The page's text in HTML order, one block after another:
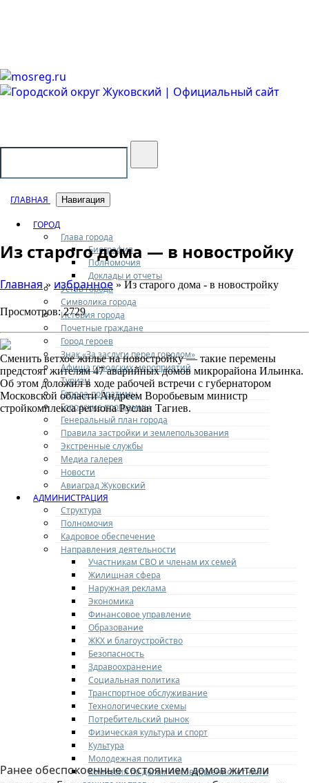
ГЛАВНАЯ Навигация
ГОРОД
Глава города
Биография
Полномочия
Доклады и отчеты
Устав города
Символика города
История города
Почетные граждане
Город героев
Знак «За заслуги перед городом»
Афиша городских мероприятий
Туризм
Города-побратимы
Городские программы
Генеральный план города
Правила застройки и землепользования
Экстренные службы
Медиа галерея
Новости
Авиаград Жуковский
АДМИНИСТРАЦИЯ
Структура
Полномочия
Кадровое обеспечение
Направления деятельности
Участникам СВО и членам их семей
Жилищная сфера
Наружная реклама
Экономика
Финансовое управление
Образование
ЖКХ и благоустройство
Безопасность
Здравоохранение
Социальная политика
Транспортное обслуживание
Технологические схемы
Потребительский рынок
Физическая культура и спорт
Культура
Молодежная политика
Комиссия по делам несовершеннолетних и
Из старого дома — в новостройку
Главная» избранное » Из старого дома - в новостройку
Просмотров: 2729
Сменить ветхое жилье на новостройку — такие перемены
предстоят жителям 47 аварийных домов микрорайона Ильинка.
Об этом доложил в ходе рабочей встречи с губернатором
Московской области Андреем Воробьевым министр
стройкомплекса региона Руслан Тагиев.
Ранее обеспокоенные состоянием домов жители